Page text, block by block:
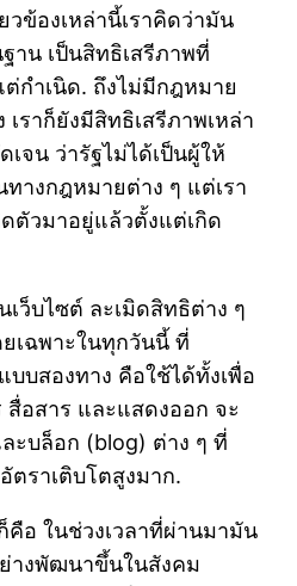
วข้องเหล่านี้เราคิดว่ามัน
าน เป็นสิทธิเสรีภาพที่
กำเนิด. ถึงไม่มีกฎหมาย
ราก็ยังมีสิทธิเสรีภาพเหล่า
จน ว่ารัฐไม่ได้เป็นผู้ให้
ทางกฎหมายต่าง ๆ แต่เรา
ตัวมาอยู่แล้วตั้งแต่เกิด
เว็บไซต์ ละเมิดสิทธิต่าง ๆ
เฉพาะในทุกวันนี้ ที่
บบสองทาง คือใช้ได้ทั้งเพื่อ
อสาร และแสดงออก จะ
ะบล็อก (blog) ต่าง ๆ ที่
ตราเติบโตสูงมาก.
อ ในช่วงเวลาที่ผ่านมามัน
างพัฒนาขึ้นในสังคม